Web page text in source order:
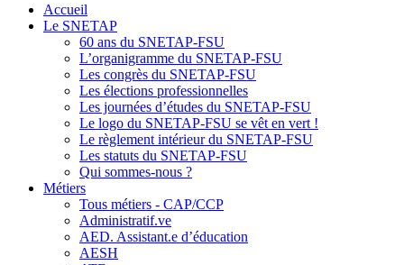
Accueil
Le SNETAP
60 ans du SNETAP-FSU
L’organigramme du SNETAP-FSU
Les congrès du SNETAP-FSU
Les élections professionnelles
Les journées d’études du SNETAP-FSU
Le logo du SNETAP-FSU se vêt en vert !
Le règlement intérieur du SNETAP-FSU
Les statuts du SNETAP-FSU
Qui sommes-nous ?
Métiers
Tous métiers - CAP/CCP
Administratif.ve
AED. Assistant.e d’éducation
AESH